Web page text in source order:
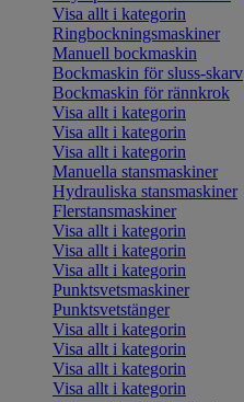
Visa allt i kategorin
Ringbockningsmaskiner
Manuell bockmaskin
Bockmaskin för sluss-skarv
Bockmaskin för rännkrok
Visa allt i kategorin
Visa allt i kategorin
Visa allt i kategorin
Manuella stansmaskiner
Hydrauliska stansmaskiner
Flerstansmaskiner
Visa allt i kategorin
Visa allt i kategorin
Visa allt i kategorin
Punktsvetsmaskiner
Punktsvetstänger
Visa allt i kategorin
Visa allt i kategorin
Visa allt i kategorin
Visa allt i kategorin